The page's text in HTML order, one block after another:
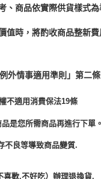
、商品依實際供貨樣式為
值時，將酌收商品整﻿新費
外情事適用準則」第二
不適用消費保法19條
是您所需商品再進行下單。
不良等導致商品變質.
歡.不好吃）辦理退換貨.